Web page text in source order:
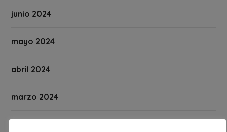
junio 2024
mayo 2024
abril 2024
marzo 2024